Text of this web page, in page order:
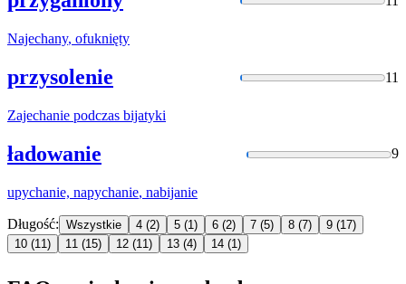
Najechany, ofuknięty
przysolenie 11
Zajechanie podczas bijatyki
ładowanie 9
upychanie, napychanie, nabijanie
Długość: Wszystkie 4 (2) 5 (1) 6 (2) 7 (5) 8 (7) 9 (17)
10 (11) 11 (15) 12 (11) 13 (4) 14 (1)